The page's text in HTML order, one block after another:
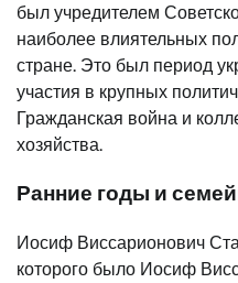
был учредителем
наиболее влиятельных
стране. Это был период
участия в крупных
Гражданская война и
хозяйства.
Ранние годы и
Иосиф Виссарионович
которого было Иосиф